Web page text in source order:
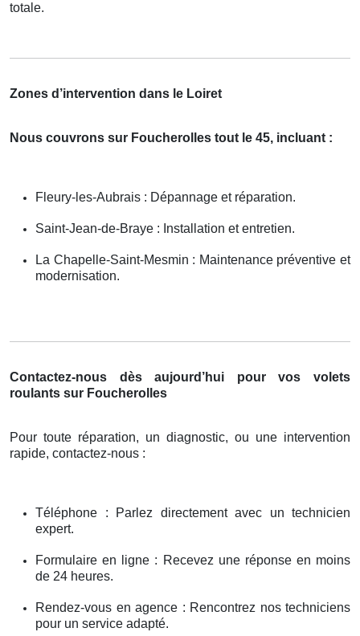
totale.
Zones d’intervention dans le Loiret
Nous couvrons sur Foucherolles tout le 45, incluant :
Fleury-les-Aubrais : Dépannage et réparation.
Saint-Jean-de-Braye : Installation et entretien.
La Chapelle-Saint-Mesmin : Maintenance préventive et
modernisation.
Contactez-nous dès aujourd’hui pour vos volets
roulants sur Foucherolles
Pour toute réparation, un diagnostic, ou une intervention
rapide, contactez-nous :
Téléphone : Parlez directement avec un technicien
expert.
Formulaire en ligne : Recevez une réponse en moins
de 24 heures.
Rendez-vous en agence : Rencontrez nos techniciens
pour un service adapté.